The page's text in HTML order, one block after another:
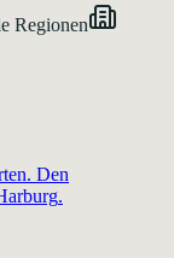
Regionen
Den
.